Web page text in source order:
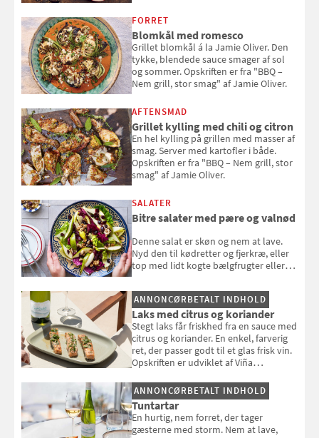
smag" af Jamie Oliver.
FORRET
Blomkål med romesco
Grillet blomkål á la Jamie Oliver. Den
tykke, blendede sauce smager af sol
og sommer. Opskriften er fra "BBQ –
Nem grill, stor smag" af Jamie Oliver.
AFTENSMAD
Grillet kylling med chili og citron
En hel kylling på grillen med masser af
smag. Server med kartofler i både.
Opskriften er fra "BBQ – Nem grill, stor
smag" af Jamie Oliver.
SALATER
Bitre salater med pære og valnød
Denne salat er skøn og nem at lave.
Nyd den til kødretter og fjerkræ, eller
top med lidt kogte bælgfrugter eller
selvstændigt måltid. Opskriften er fra
Louisa Lorangs kogebog "Salat".
ANNONCØRBETALT INDHOLD
Laks med citrus og koriander
Stegt laks får friskhed fra en sauce med
citrus og koriander. En enkel, farverig
ret, der passer godt til et glas frisk vin.
Opskriften er udviklet af Viña
ANNONCØRBETALT INDHOLD
Tuntartar
En hurtig, nem forret, der tager
gæsterne med storm. Nem at lave,